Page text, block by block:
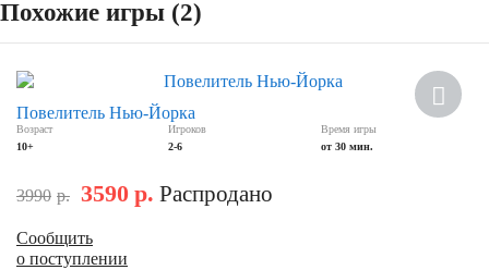
Похожие игры (2)
Повелитель Нью-Йорка
Возраст
10+
Игроков
2-6
Время игры
от 30 мин.
3990 р. 3590 р. Распродано
Сообщить
о поступлении